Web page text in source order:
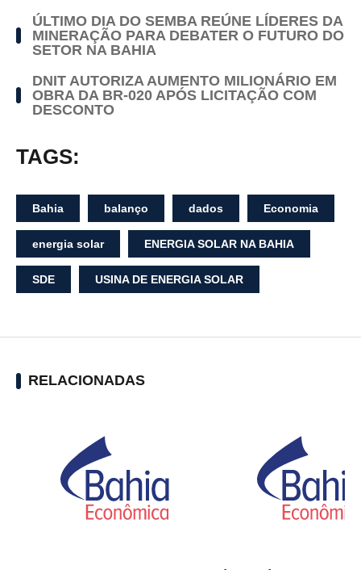
ÚLTIMO DIA DO SEMBA REÚNE LÍDERES DA
MINERAÇÃO PARA DEBATER O FUTURO DO
SETOR NA BAHIA
DNIT AUTORIZA AUMENTO MILIONÁRIO EM
OBRA DA BR-020 APÓS LICITAÇÃO COM
DESCONTO
TAGS:
Bahia balanço dados Economia
energia solar ENERGIA SOLAR NA BAHIA
SDE USINA DE ENERGIA SOLAR
RELACIONADAS